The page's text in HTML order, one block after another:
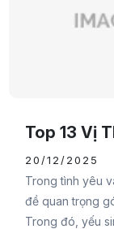
Top 13 Vị
20/12/2025
Trong tình yêu
đề quan trọng
Trong đó, yếu